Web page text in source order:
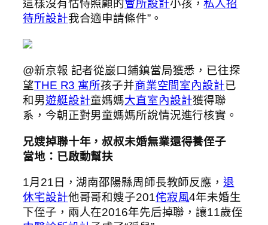
這樣沒有怙恃照顧的會所設計小孩，私人招
待所設計我合適申請條件”。
@新京報 記者從巖口鋪鎮當局獲悉，已往探
望THE R3 寓所孩子并商業空間室內設計已
和男遊艇設計童媽媽大直室內設計獲得聯
系，今朝正對男童媽媽所說情況進行核實。
兄嫂掉聯十年，叔叔未婚無業還得養侄子
當地：已啟動幫扶
1月21日，湖南邵陽縣周師長教師反應，退
休宅設計他哥哥和嫂子201侘寂風4年未婚生
下侄子，兩人在2016年先后掉聯，讓11歲侄